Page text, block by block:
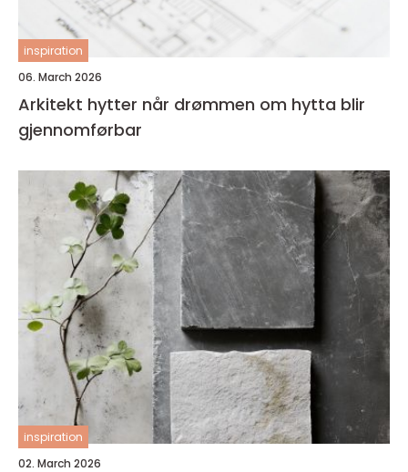
inspiration
06. March 2026
Arkitekt hytter når drømmen om hytta blir
gjennomførbar
inspiration
02. March 2026